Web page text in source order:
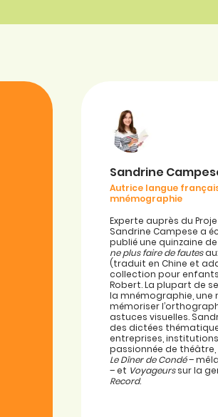
Sandrine
Autrice langue
mnémographie
Experte auprès du
Sandrine Campese a
publié une quinzaine
ne plus faire de fautes
(traduit en Chine et
collection pour
Robert. La plupart de
la mnémographie,
mémoriser
astuces visuelles.
des dictées
entreprises,
passionnée de
Le Dîner de Condé–
– et Voyageurssur la
Record.